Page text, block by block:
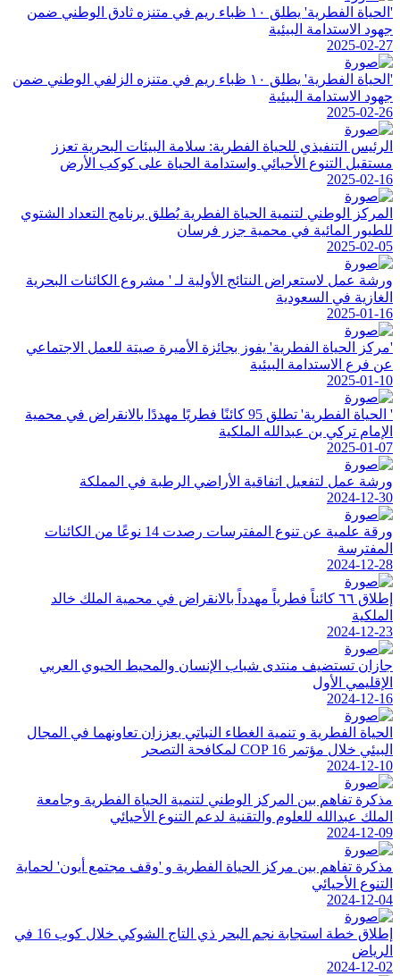
'الحياة الفطرية' يطلق ١٠ ظباء ريم في متنزه ثادق الوطني ضمن
جهود الاستدامة البيئية
2025-02-27
'الحياة الفطرية' يطلق ١٠ ظباء ريم في متنزه الزلفي الوطني ضمن
جهود الاستدامة البيئية
2025-02-26
الرئيس التنفيذي للحياة الفطرية: سلامة البيئات البحرية تعزز
مستقبل التنوع الأحيائي واستدامة الحياة على كوكب الأرض
2025-02-16
المركز الوطني لتنمية الحياة الفطرية يُطلق برنامج التعداد الشتوي
للطيور المائية في محمية جزر فرسان
2025-02-05
ورشة عمل لاستعراض النتائج الأولية لـ ' مشروع الكائنات البحرية
الغازية في السعودية
2025-01-16
'مركز الحياة الفطرية' يفوز بجائزة الأميرة صيتة للعمل الاجتماعي
عن فرع الاستدامة البيئية
2025-01-10
' الحياة الفطرية' تطلق 95 كائنًا فطريًا مهددًا بالانقراض في محمية
الإمام تركي بن عبدالله الملكية
2025-01-07
ورشة عمل لتفعيل اتفاقية الأراضي الرطبة في المملكة
2024-12-30
ورقة علمية عن تنوع المفترسات رصدت 14 نوعًا من الكائنات
المفترسة
2024-12-28
إطلاق ٦٦ كائناً فطرياً مهدداً بالانقراض في محمية الملك خالد
الملكية
2024-12-23
جازان تستضيف منتدى شباب الإنسان والمحيط الحيوي العربي
الإقليمي الأول
2024-12-16
الحياة الفطرية و تنمية الغطاء النباتي يعززان تعاونهما في المجال
البيئي خلال مؤتمر COP 16 لمكافحة التصحر
2024-12-10
مذكرة تفاهم بين المركز الوطني لتنمية الحياة الفطرية وجامعة
الملك عبدالله للعلوم والتقنية لدعم التنوع الأحيائي
2024-12-09
مذكرة تفاهم بين مركز الحياة الفطرية و 'وقف مجتمع أيون' لحماية
التنوع الأحيائي
2024-12-04
إطلاق خطة استجابة نجم البحر ذي التاج الشوكي خلال كوب 16 في
الرياض
2024-12-02